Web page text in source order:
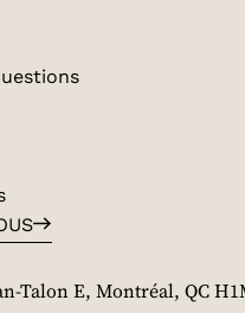
Talon E, Montréal, QC